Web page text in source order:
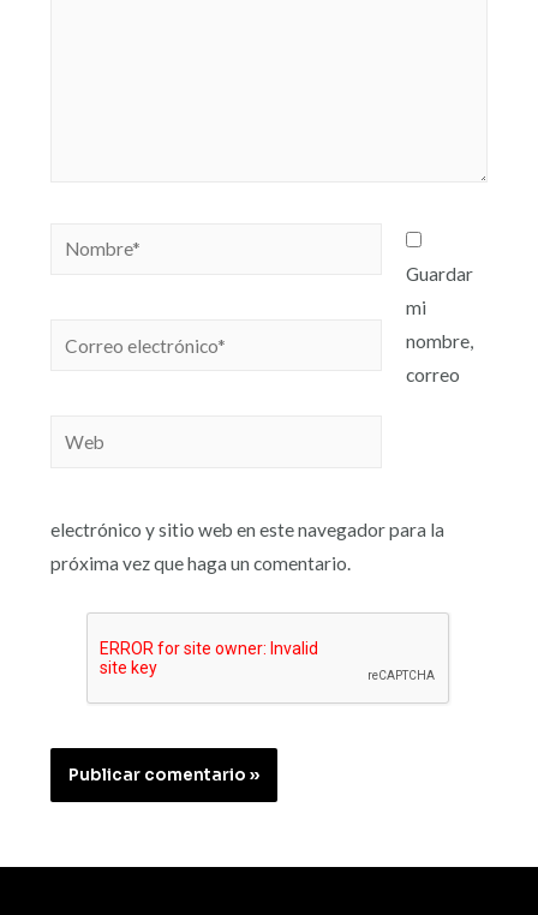
Guardar
mi
nombre,
correo
electrónico y sitio web en este navegador para la
próxima vez que haga un comentario.